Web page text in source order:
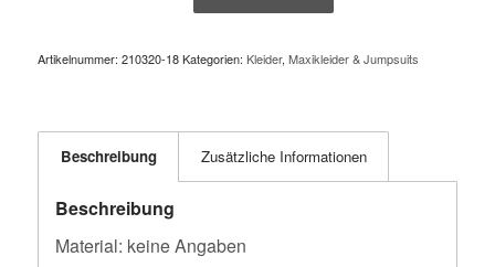
Artikelnummer: 210320-18 Kategorien: Kleider, Maxikleider & Jumpsuits
Beschreibung Zusätzliche Informationen
Beschreibung
Material: keine Angaben